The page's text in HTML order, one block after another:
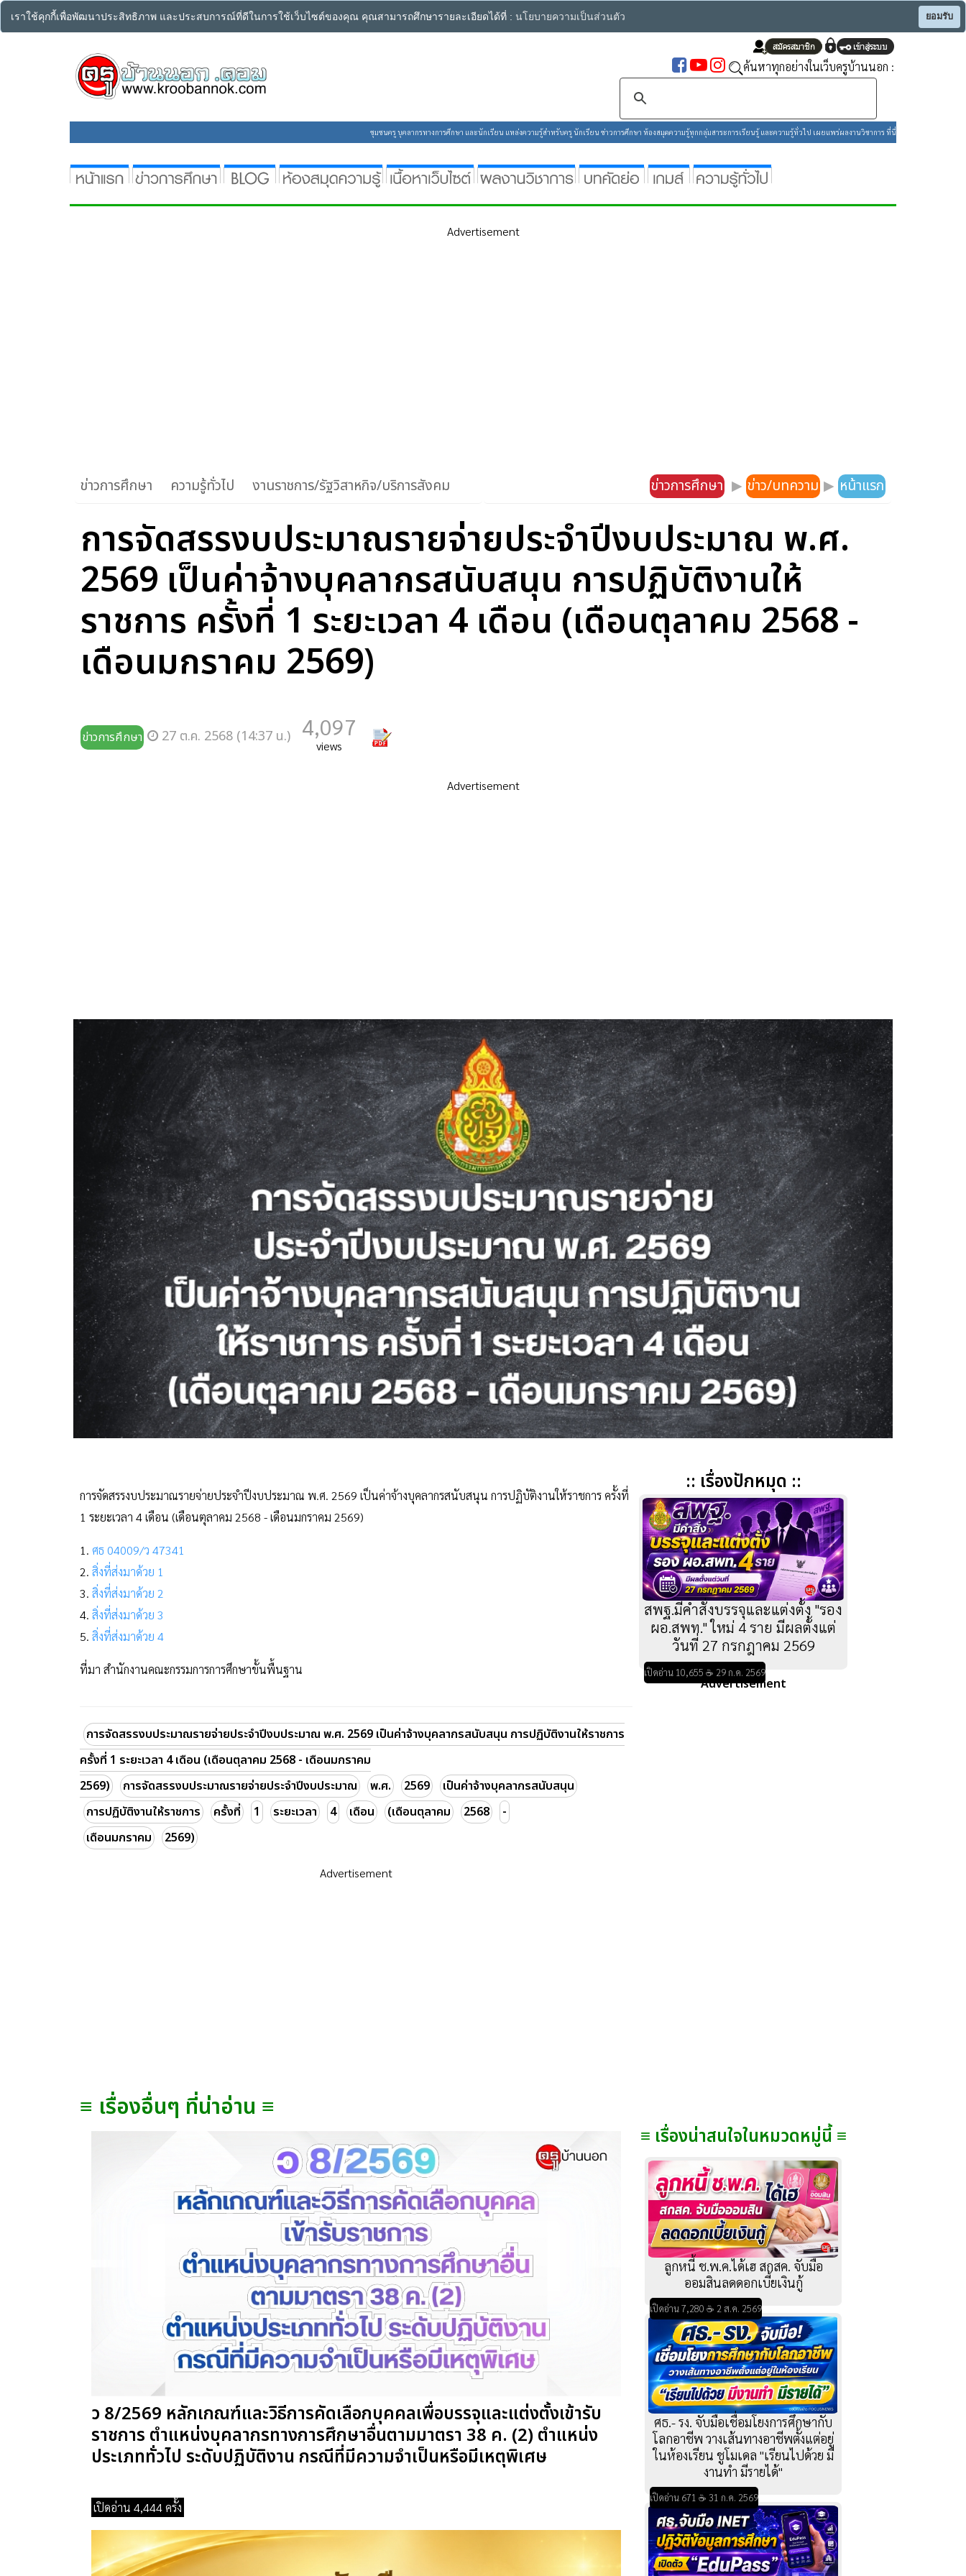
เราใช้คุกกี้เพื่อพัฒนาประสิทธิภาพ และประสบการณ์ที่ดีในการใช้เว็บไซต์ของคุณ คุณสามารถศึกษารายละเอียดได้ที่ : นโยบายความเป็นส่วนตัว ยอมรับ
ค้นหาทุกอย่างในเว็บครูบ้านนอก :
ชุมชนครู บุคลากรทางการศึกษา และนักเรียน แหล่งความรู้สำหรับครู นักเรียน ข่าวการศึกษา ห้องสมุดความรู้ทุกกลุ่มสาระการเรียนรู้ และความรู้ทั่วไป เผยแพร่ผลงานวิชาการ ที่นี่
Advertisement
ข่าวการศึกษา ความรู้ทั่วไป งานราชการ/รัฐวิสาหกิจ/บริการสังคม ข่าวการศึกษา ▶ ข่าว/บทความ ▶ หน้าแรก
การจัดสรรงบประมาณรายจ่ายประจำปีงบประมาณ พ.ศ.
2569 เป็นค่าจ้างบุคลากรสนับสนุน การปฏิบัติงานให้
ราชการ ครั้งที่ 1 ระยะเวลา 4 เดือน (เดือนตุลาคม 2568 -
เดือนมกราคม 2569)
ข่าวการศึกษา 27 ต.ค. 2568 (14:37 น.) 4,097
views
Advertisement
การจัดสรรงบประมาณรายจ่ายประจำปีงบประมาณ พ.ศ. 2569 เป็นค่าจ้างบุคลากรสนับสนุน การปฏิบัติงานให้ราชการ ครั้งที่
1 ระยะเวลา 4 เดือน (เดือนตุลาคม 2568 - เดือนมกราคม 2569)
1. ศธ 04009/ว 47341
2. สิ่งที่ส่งมาด้วย 1
3. สิ่งที่ส่งมาด้วย 2
4. สิ่งที่ส่งมาด้วย 3
5. สิ่งที่ส่งมาด้วย 4
ที่มา สำนักงานคณะกรรมการการศึกษาขั้นพื้นฐาน
การจัดสรรงบประมาณรายจ่ายประจำปีงบประมาณ พ.ศ. 2569 เป็นค่าจ้างบุคลากรสนับสนุน การปฏิบัติงานให้ราชการ
ครั้งที่ 1 ระยะเวลา 4 เดือน (เดือนตุลาคม 2568 - เดือนมกราคม
2569)
การจัดสรรงบประมาณรายจ่ายประจำปีงบประมาณ พ.ศ. 2569
เป็นค่าจ้างบุคลากรสนับสนุน
การปฏิบัติงานให้ราชการ
ครั้งที่ 1 ระยะเวลา 4 เดือน (เดือนตุลาคม 2568
-
เดือนมกราคม
2569)
Advertisement
≡ เรื่องอื่นๆ ที่น่าอ่าน ≡
ว 8/2569 หลักเกณฑ์และวิธีการคัดเลือกบุคคลเพื่อบรรจุและแต่งตั้งเข้ารับ
ราชการ ตำแหน่งบุคลากรทางการศึกษาอื่นตามมาตรา 38 ค. (2) ตำแหน่ง
ประเภททั่วไป ระดับปฏิบัติงาน กรณีที่มีความจำเป็นหรือมีเหตุพิเศษ
เปิดอ่าน 4,444 ครั้ง
:: เรื่องปักหมุด ::
สพฐ.มีคำสั่งบรรจุและแต่งตั้ง "รอง
ผอ.สพท." ใหม่ 4 ราย มีผลตั้งแต่
วันที่ 27 กรกฎาคม 2569
เปิดอ่าน 10,655 ☕ 29 ก.ค. 2569
Advertisement
≡ เรื่องน่าสนใจในหมวดหมู่นี้ ≡
ลูกหนี้ ช.พ.ค.ได้เฮ สกสค. จับมือ
ออมสินลดดอกเบี้ยเงินกู้
เปิดอ่าน 7,280 ☕ 2 ส.ค. 2569
ศธ.- รง. จับมือเชื่อมโยงการศึกษากับ
โลกอาชีพ วางเส้นทางอาชีพตั้งแต่อยู่
ในห้องเรียน ชูโมเดล "เรียนไปด้วย มี
งานทำ มีรายได้"
เปิดอ่าน 671 ☕ 31 ก.ค. 2569